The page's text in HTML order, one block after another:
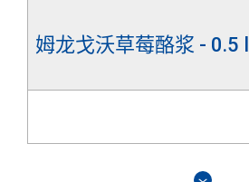
姆龙戈沃草莓酪浆 - 0.5 l